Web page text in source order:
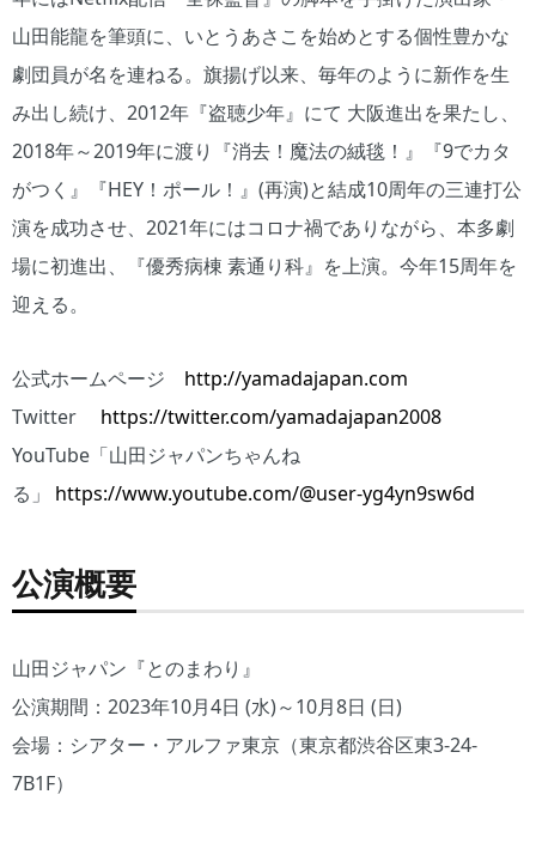
山田能龍を筆頭に、いとうあさこを始めとする個性豊かな
劇団員が名を連ねる。旗揚げ以来、毎年のように新作を生
み出し続け、2012年『盗聴少年』にて 大阪進出を果たし、
2018年～2019年に渡り『消去！魔法の絨毯！』『9でカタ
がつく』『HEY！ポール！』(再演)と結成10周年の三連打公
演を成功させ、2021年にはコロナ禍でありながら、本多劇
場に初進出、『優秀病棟 素通り科』を上演。今年15周年を
迎える。
公式ホームページ http://yamadajapan.com
Twitter https://twitter.com/yamadajapan2008
YouTube「山田ジャパンちゃんね
る」 https://www.youtube.com/@user-yg4yn9sw6d
公演概要
山田ジャパン『とのまわり』
公演期間：2023年10月4日 (水)～10月8日 (日)
会場：シアター・アルファ東京（東京都渋谷区東3-24-
7B1F）